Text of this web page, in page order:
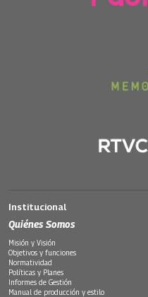
Institucional
Quiénes Somos
Misión y Visión
Objetivos y funciones
Normatividad
Políticas y Planes
Informes de Gestión
Manual de producción y estilo